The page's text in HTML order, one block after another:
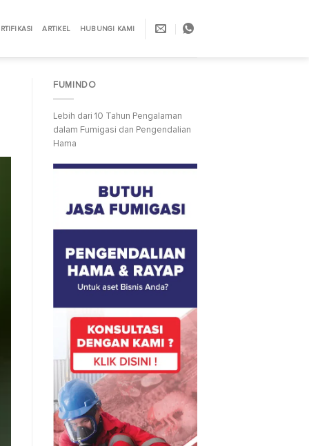
ARTIKEL HUBUNGI KAMI
FUMINDO
Lebih dari 10 Tahun Pengalaman
dalam Fumigasi dan Pengendalian
Hama